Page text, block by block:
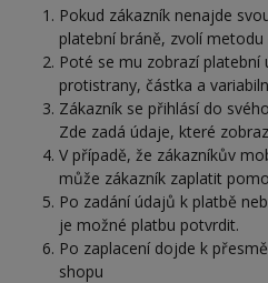
Pokud zákazník nenajde
platební bráně, zvolí
Poté se mu zobrazí
protistrany, částka a
Zákazník se přihlásí do
Zde zadá údaje, které
V případě, že zákazníkův
může zákazník zaplatit
Po zadání údajů k platbě
je možné platbu potvrdit.
Po zaplacení dojde k
shopu